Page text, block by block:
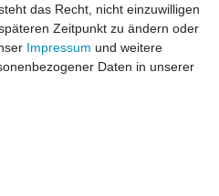
Produkte und
ausschließlich der
wird darauf hingewiesen, dass
auf der Webseite
den tatsächlich gelieferten
Abbildungen,
können Änderungen
das Recht, nicht einzuwilligen
Zeitpunkt zu ändern oder
Impressum und weitere
Daten in unserer